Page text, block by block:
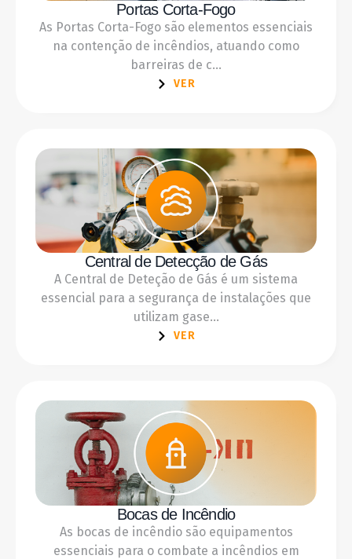
Portas Corta-Fogo
As Portas Corta-Fogo são elementos essenciais
na contenção de incêndios, atuando como
barreiras de c...
VER
Central de Detecção de Gás
A Central de Deteção de Gás é um sistema
essencial para a segurança de instalações que
utilizam gase...
VER
Bocas de Incêndio
As bocas de incêndio são equipamentos
essenciais para o combate a incêndios em